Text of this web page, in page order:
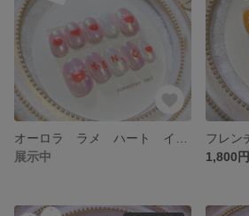
展示中
1,800円